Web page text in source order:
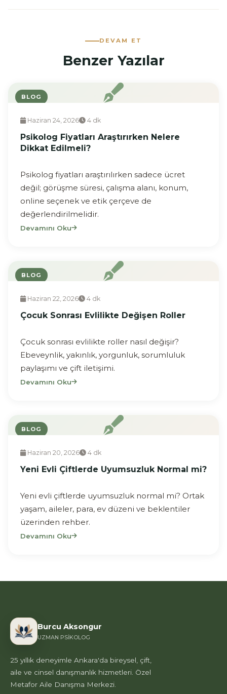
DEVAM ET
Benzer Yazılar
BLOG
Haziran 24, 2026 4 dk
Psikolog Fiyatları Araştırırken Nelere
Dikkat Edilmeli?
Psikolog fiyatları araştırılırken sadece ücret
değil; görüşme süresi, çalışma alanı, konum,
online seçenek ve etik çerçeve de
değerlendirilmelidir.
Devamını Oku
BLOG
Haziran 22, 2026 4 dk
Çocuk Sonrası Evlilikte Değişen Roller
Çocuk sonrası evlilikte roller nasıl değişir?
Ebeveynlik, yakınlık, yorgunluk, sorumluluk
paylaşımı ve çift iletişimi.
Devamını Oku
BLOG
Haziran 20, 2026 4 dk
Yeni Evli Çiftlerde Uyumsuzluk Normal mi?
Yeni evli çiftlerde uyumsuzluk normal mi? Ortak
yaşam, aileler, para, ev düzeni ve beklentiler
üzerinden rehber.
Devamını Oku
Burcu Aksongur
UZMAN PSIKOLOG
25 yıllık deneyimle Ankara'da bireysel, çift,
aile ve cinsel danışmanlık hizmetleri. Özel
Metafor Aile Danışma Merkezi.